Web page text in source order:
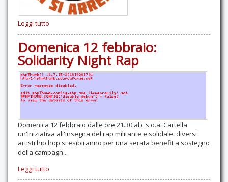
Leggi tutto
Domenica 12 febbraio:
Solidarity Night Rap
Domenica 12 febbraio dalle ore 21.30 al c.s.o.a. Cartella
un'iniziativa all'insegna del rap militante e solidale: diversi
artisti hip hop si esibiranno per una serata benefit a sostegno
della campagn...
Leggi tutto